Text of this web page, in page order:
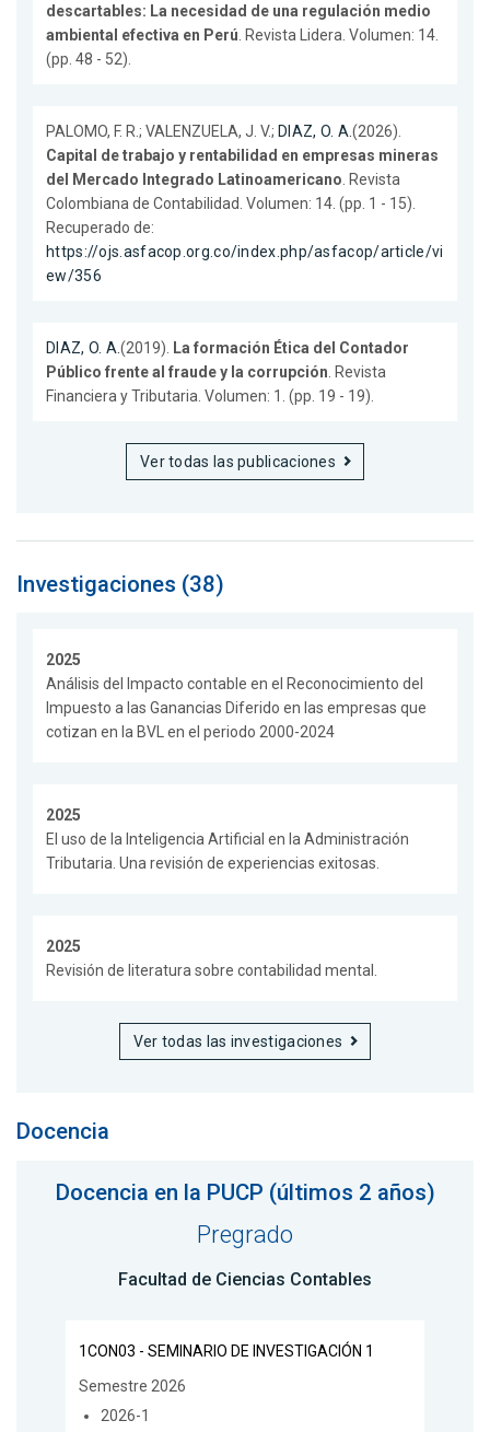
descartables: La necesidad de una regulación medio
ambiental efectiva en Perú . Revista Lidera. Volumen: 14.
(pp. 48 - 52).
PALOMO, F. R.; VALENZUELA, J. V.; DIAZ, O. A.(2026).
Capital de trabajo y rentabilidad en empresas mineras
del Mercado Integrado Latinoamericano . Revista
Colombiana de Contabilidad. Volumen: 14. (pp. 1 - 15).
Recuperado de:
https://ojs.asfacop.org.co/index.php/asfacop/article/vi
ew/356
DIAZ, O. A.(2019).
La formación Ética del Contador
Público frente al fraude y la corrupción . Revista
Financiera y Tributaria. Volumen: 1. (pp. 19 - 19).
Ver todas las publicaciones
Investigaciones (38)
2025
Análisis del Impacto contable en el Reconocimiento del
Impuesto a las Ganancias Diferido en las empresas que
cotizan en la BVL en el periodo 2000-2024
2025
El uso de la Inteligencia Artificial en la Administración
Tributaria. Una revisión de experiencias exitosas.
2025
Revisión de literatura sobre contabilidad mental.
Ver todas las investigaciones
Docencia
Docencia en la PUCP (últimos 2 años)
Pregrado
Facultad de Ciencias Contables
1CON03 - SEMINARIO DE INVESTIGACIÓN 1
Semestre 2026
2026-1